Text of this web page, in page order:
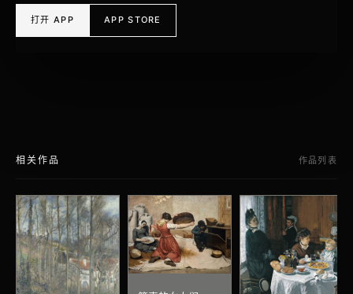
打开 APP APP STORE
相关作品 作品列表